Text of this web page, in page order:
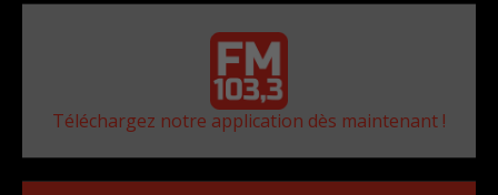
Téléchargez notre application dès maintenant !